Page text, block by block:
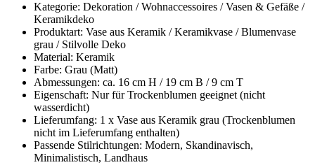
Kategorie: Dekoration / Wohnaccessoires / Vasen & Gefäße /
Keramikdeko
Produktart: Vase aus Keramik / Keramikvase / Blumenvase
grau / Stilvolle Deko
Material: Keramik
Farbe: Grau (Matt)
Abmessungen: ca. 16 cm H / 19 cm B / 9 cm T
Eigenschaft: Nur für Trockenblumen geeignet (nicht
wasserdicht)
Lieferumfang: 1 x Vase aus Keramik grau (Trockenblumen
nicht im Lieferumfang enthalten)
Passende Stilrichtungen: Modern, Skandinavisch,
Minimalistisch, Landhaus